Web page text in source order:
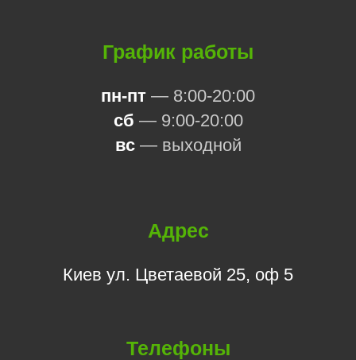
График работы
пн-пт — 8:00-20:00
сб — 9:00-20:00
вс— выходной
Адрес
Киев ул. Цветаевой 25, оф 5
Телефоны